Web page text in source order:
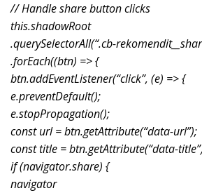
// Handle share button clicks
this.shadowRoot
.querySelectorAll(“.cb-
.forEach((btn) => {
btn.addEventListener(“click”, (e) => {
e.preventDefault();
e.stopPropagation();
const url = btn.getAttribute(“data-url”);
const title = btn.getAttribute(“data-
if (navigator.share) {
navigator